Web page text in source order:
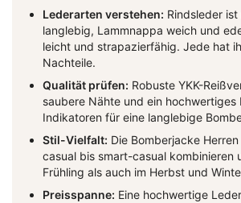
Lederarten verstehen: Rindsleder
langlebig, Lammnappa weich und
leicht und strapazierfähig. Jede hat
Nachteile.
Qualität prüfen: Robuste YKK-
saubere Nähte und ein hochwertiges
Indikatoren für eine langlebige
Stil-Vielfalt: Die Bomberjacke
casual bis smart-casual kombinieren
Frühling als auch im Herbst und
Preisspanne: Eine hochwertige